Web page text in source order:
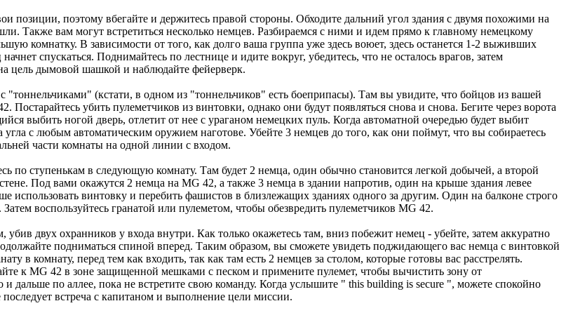
позиции, поэтому вбегайте и держитесь правой стороны. Обходите дальний угол здания с двумя похожими на
Также вам могут встретиться несколько немцев. Разбираемся с ними и идем прямо к главному немецкому
комнатку. В зависимости от того, как долго ваша группа уже здесь воюет, здесь останется 1-2 выживших
спускаться. Поднимайтесь по лестнице и идите вокруг, убедитесь, что не осталось врагов, затем
цель дымовой шашкой и наблюдайте фейерверк.
"тоннельчиками" (кстати, в одном из "тоннельчиков" есть боеприпасы). Там вы увидите, что бойцов из вашей
убить пулеметчиков из винтовки, однако они будут появляться снова и снова. Бегите через ворота
выбить ногой дверь, отлетит от нее с ураганом немецких пуль. Когда автоматной очередью будет выбит
с любым автоматическим оружием наготове. Убейте 3 немцев до того, как они поймут, что вы собираетесь
части комнаты на одной линии с входом.
по ступенькам в следующую комнату. Там будет 2 немца, один обычно становится легкой добычей, а второй
Под вами окажутся 2 немца на MG 42, а также 3 немца в здании напротив, один на крыше здания левее
использовать винтовку и перебить фашистов в близлежащих зданиях одного за другим. Один на балконе строго
воспользуйтесь гранатой или пулеметом, чтобы обезвредить пулеметчиков MG 42.
двух охранников у входа внутри. Как только окажетесь там, вниз побежит немец - убейте, затем аккуратно
подниматься спиной вперед. Таким образом, вы сможете увидеть поджидающего вас немца с винтовкой
в комнату, перед тем как входить, так как там есть 2 немцев за столом, которые готовы вас расстрелять.
к MG 42 в зоне защищенной мешками с песком и примените пулемет, чтобы вычистить зону от
дальше по аллее, пока не встретите свою команду. Когда услышите " this building is secure ", можете спокойно
встреча с капитаном и выполнение цели миссии.